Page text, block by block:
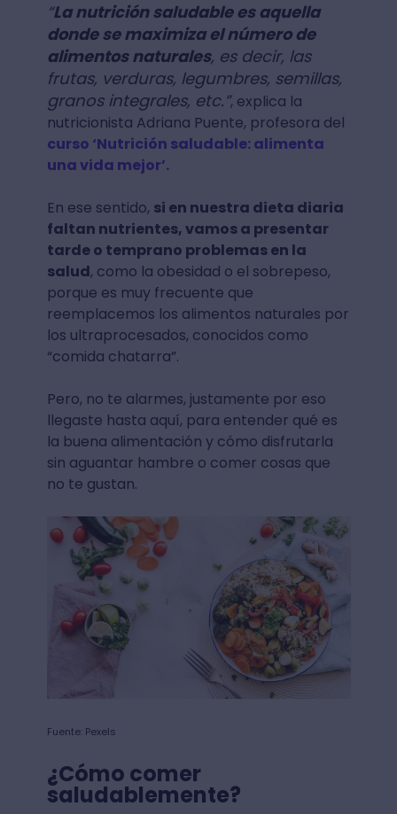
“La nutrición saludable es aquella
donde se maximiza el número de
alimentos naturales, es decir, las
frutas, verduras, legumbres, semillas,
granos integrales, etc.”, explica la
nutricionista Adriana Puente, profesora del
curso ‘Nutrición saludable: alimenta
una vida mejor’.
En ese sentido, si en nuestra dieta diaria
faltan nutrientes, vamos a presentar
tarde o temprano problemas en la
salud, como la obesidad o el sobrepeso,
porque es muy frecuente que
reemplacemos los alimentos naturales por
los ultraprocesados, conocidos como
“comida chatarra”.
Pero, no te alarmes, justamente por eso
llegaste hasta aquí, para entender qué es
la buena alimentación y cómo disfrutarla
sin aguantar hambre o comer cosas que
no te gustan.
Fuente: Pexels
¿Cómo comer
saludablemente?